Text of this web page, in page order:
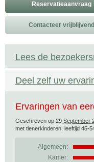
Reservatieaanvraag
Contacteer vrijblijvend
Lees de
Deel zelf uw
Ervaringen van
Geschreven op 29 September
met tienerkinderen, leeftijd 45-
Algemeen:
Kamer: